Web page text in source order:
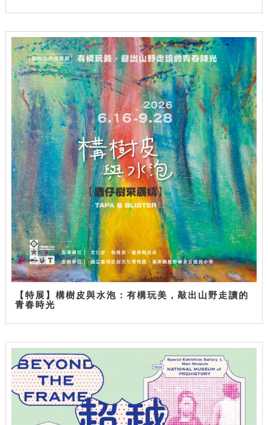
【特展】構樹皮與水泡：有構玩美，敲出山野走讀的
青春時光